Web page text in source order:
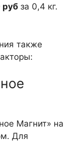
за 0,4 кг.
также
Магнит» на
Для